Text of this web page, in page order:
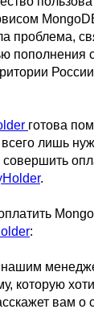
проблема,
пополнения
готова
лишь
.
:
нашим
которую
вам о